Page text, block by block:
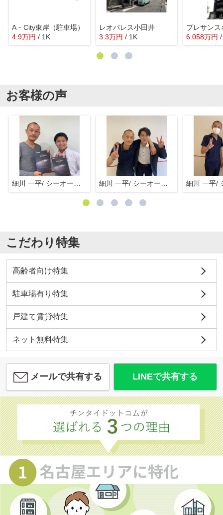
A・City東岸（駐車場）
4.9万円 / 1K
レオパレス小田井
3.3万円 / 1K 6.058万円
お客様の声
こだわり特集
高齢者向け特集
駐車場有り特集
戸建て賃貸特集
ネット無料特集
メールで共有する LINEで共有する